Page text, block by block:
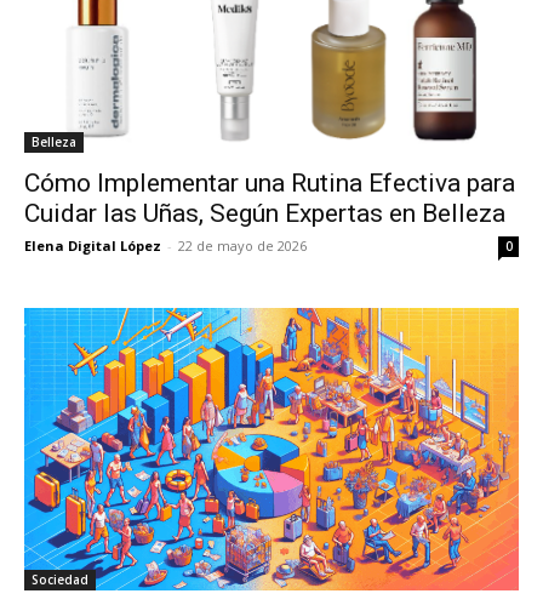
Belleza
Cómo Implementar una Rutina Efectiva para
Cuidar las Uñas, Según Expertas en Belleza
Elena Digital López - 22 de mayo de 2026 0
Sociedad